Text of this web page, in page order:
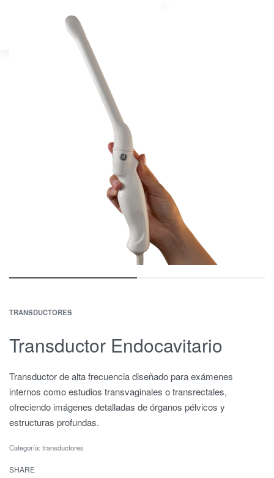
Solicite una
demo
TRANSDUCTORES
Transductor Endocavitario
Transductor de alta frecuencia diseñado para exámenes
internos como estudios transvaginales o transrectales,
ofreciendo imágenes detalladas de órganos pélvicos y
estructuras profundas.
Categoría: transductores
SHARE